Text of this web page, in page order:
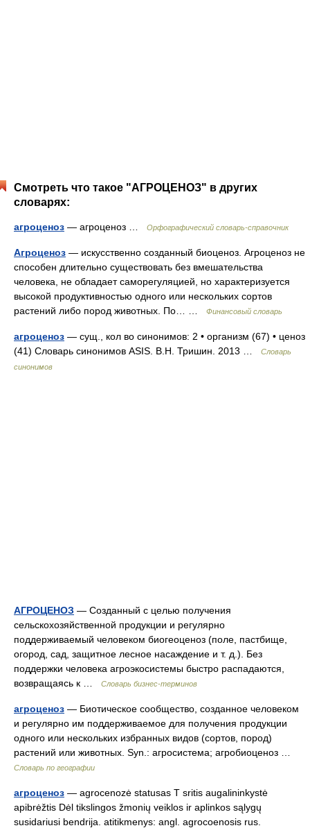
Смотреть что такое "АГРОЦЕНОЗ" в других
словарях:
агроценоз — агроценоз … Орфографический словарь-справочник
Агроценоз — искусственно созданный биоценоз. Агроценоз не
способен длительно существовать без вмешательства
человека, не обладает саморегуляцией, но характеризуется
высокой продуктивностью одного или нескольких сортов
растений либо пород животных. По… …
Финансовый словарь
агроценоз — сущ., кол во синонимов: 2 • организм (67) • ценоз
(41) Словарь синонимов ASIS. В.Н. Тришин. 2013 …
Словарь
синонимов
АГРОЦЕНОЗ — Созданный с целью получения
сельскохозяйственной продукции и регулярно
поддерживаемый человеком биогеоценоз (поле, пастбище,
огород, сад, защитное лесное насаждение и т. д.). Без
поддержки человека агроэкосистемы быстро распадаются,
возвращаясь к …
Словарь бизнес-терминов
агроценоз — Биотическое сообщество, созданное человеком
и регулярно им поддерживаемое для получения продукции
одного или нескольких избранных видов (сортов, пород)
растений или животных. Syn.: агросистема; агробиоценоз …
Словарь по географии
агроценоз — agrocenozė statusas T sritis augalininkystė
apibrėžtis Dėl tikslingos žmonių veiklos ir aplinkos sąlygų
susidariusi bendrija. atitikmenys: angl. agrocoenosis rus.